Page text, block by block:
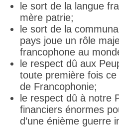
le sort de la langue
mère patrie;
le sort de la
pays joue un rôle
francophone au
le respect dû aux
toute première fois ce
de Francophonie;
le respect dû à notre
financiers énormes
d’une énième guerre